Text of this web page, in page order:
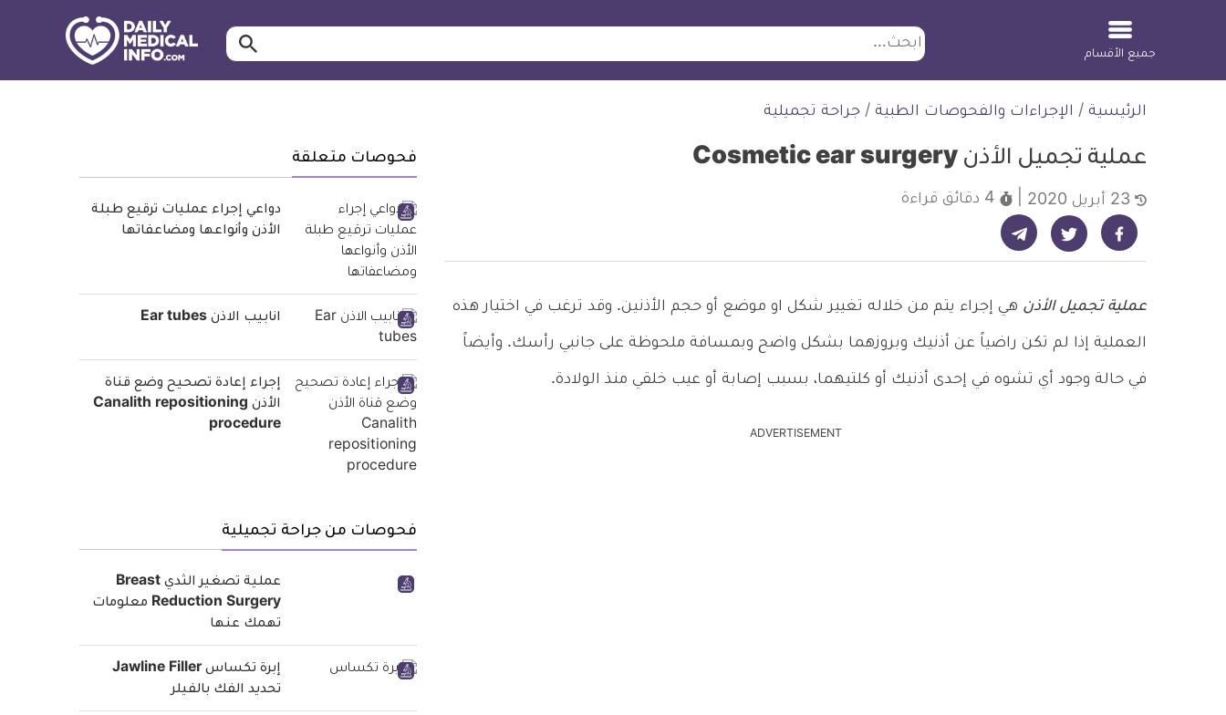
ابحث ابحث…
جميع الأقسام
الرئيسية / الإجراءات والفحوصات الطبية / جراحة تجميلية
عملية تجميل الأذن Cosmetic ear surgery
4 دقائق قراءة
شارك على فيسبوك - ديلي ميديكال انفو شارك على تويتر - ديلي ميديكال انفو شارك على تيليجرام - ديلي ميديكال انفو
عملية تجميل الأذن هي إجراء يتم من خلاله تغيير شكل او موضع أو حجم الأذنين. وقد ترغب في اختيار هذه
العملية إذا لم تكن راضياً عن أذنيك وبروزهما بشكل واضح وبمسافة ملحوظة على جانبي رأسك. وأيضاً
في حالة وجود أي تشوه في إحدى أذنيك أو كلتيهما، بسبب إصابة أو عيب خلقي منذ الولادة.
ADVERTISEMENT
فحوصات متعلقة
دواعي إجراء عمليات ترقيع طبلة
الأذن وأنواعها ومضاعفاتها
انابيب الاذن Ear tubes
إجراء إعادة تصحيح وضع قناة
الأذن Canalith repositioning
procedure
فحوصات من جراحة تجميلية
عملية تصغير الثدي Breast
Reduction Surgery معلومات
تهمك عنها
إبرة تكساس Jawline Filler
تحديد الفك بالفيلر